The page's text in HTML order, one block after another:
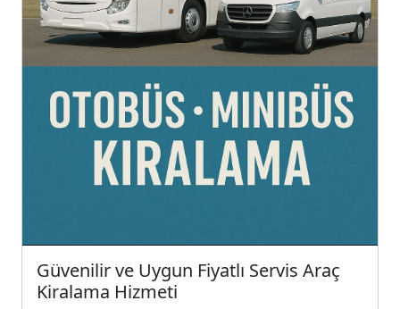
Güvenilir ve Uygun Fiyatlı Servis Araç
Kiralama Hizmeti